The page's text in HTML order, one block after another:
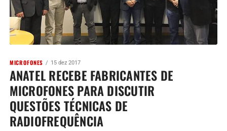
MICROFONES 15 dez 2017
ANATEL RECEBE FABRICANTES DE
MICROFONES PARA DISCUTIR
QUESTÕES TÉCNICAS DE
RADIOFREQUÊNCIA